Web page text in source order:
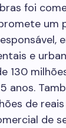
foi
um
e
130
anos.
de
de